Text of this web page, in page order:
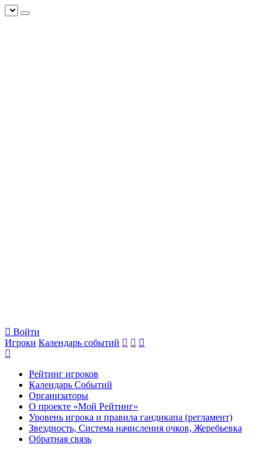
Войти
Игроки Календарь событий
Рейтинг игроков
Календарь Событий
Организаторы
О проекте «Мой Рейтинг»
Уровень игрока и правила гандикапа (регламент)
Звездность, Система начисления очков, Жеребьевка
Обратная связь